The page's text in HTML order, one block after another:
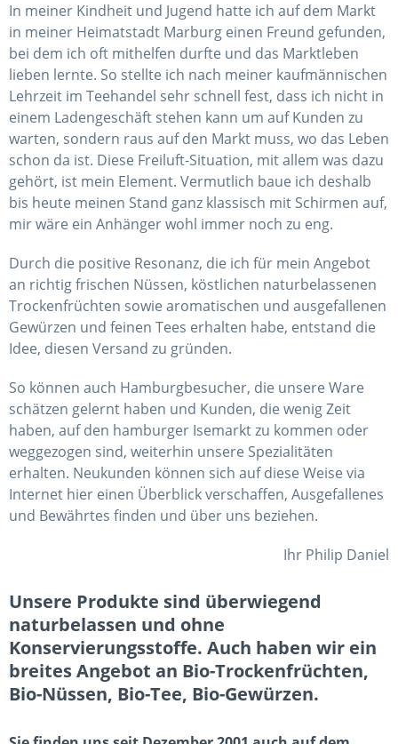
In meiner Kindheit und Jugend hatte ich auf dem Markt
in meiner Heimatstadt Marburg einen Freund gefunden,
bei dem ich oft mithelfen durfte und das Marktleben
lieben lernte. So stellte ich nach meiner kaufmännischen
Lehrzeit im Teehandel sehr schnell fest, dass ich nicht in
einem Ladengeschäft stehen kann um auf Kunden zu
warten, sondern raus auf den Markt muss, wo das Leben
schon da ist. Diese Freiluft-Situation, mit allem was dazu
gehört, ist mein Element. Vermutlich baue ich deshalb
bis heute meinen Stand ganz klassisch mit Schirmen auf,
mir wäre ein Anhänger wohl immer noch zu eng.
Durch die positive Resonanz, die ich für mein Angebot
an richtig frischen Nüssen, köstlichen naturbelassenen
Trockenfrüchten sowie aromatischen und ausgefallenen
Gewürzen und feinen Tees erhalten habe, entstand die
Idee, diesen Versand zu gründen.
So können auch Hamburgbesucher, die unsere Ware
schätzen gelernt haben und Kunden, die wenig Zeit
haben, auf den hamburger Isemarkt zu kommen oder
weggezogen sind, weiterhin unsere Spezialitäten
erhalten. Neukunden können sich auf diese Weise via
Internet hier einen Überblick verschaffen, Ausgefallenes
und Bewährtes finden und über uns beziehen.
Ihr Philip Daniel
Unsere Produkte sind überwiegend
naturbelassen und ohne
Konservierungsstoffe. Auch haben wir ein
breites Angebot an Bio-Trockenfrüchten,
Bio-Nüssen, Bio-Tee, Bio-Gewürzen.